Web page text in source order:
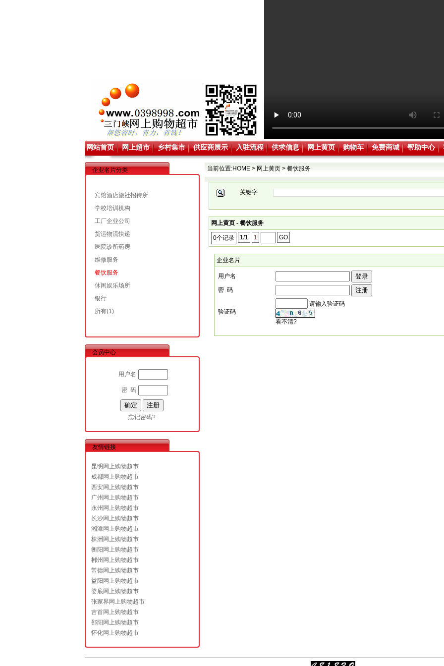
网站首页 网上超市 乡村集市 供应商展示 入驻流程 供求信息 网上黄页 购物车 免费商城 帮助中心
企业名片分类
宾馆酒店旅社招待所
学校培训机构
工厂企业公司
货运物流快递
医院诊所药房
维修服务
餐饮服务
休闲娱乐场所
银行
所有(1)
会员中心
用户名
密 码
忘记密码?
友情链接
昆明网上购物超市
成都网上购物超市
西安网上购物超市
广州网上购物超市
永州网上购物超市
长沙网上购物超市
湘潭网上购物超市
株洲网上购物超市
衡阳网上购物超市
郴州网上购物超市
常德网上购物超市
益阳网上购物超市
娄底网上购物超市
张家界网上购物超市
吉首网上购物超市
邵阳网上购物超市
怀化网上购物超市
当前位置:HOME> 网上黄页> 餐饮服务
关键字
网上黄页 - 餐饮服务
0个记录 1/1 1 GO
企业名片
用户名
密 码
验证码
请输入验证码
看不清?